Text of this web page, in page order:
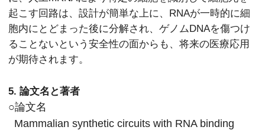
起こす回路は、設計が簡単な上に、RNAが一時的に細
胞内にとどまった後に分解され、ゲノムDNAを傷つけ
ることないという安全性の面からも、将来の医療応用
が期待されます。
5. 論文名と著者
○論文名
Mammalian synthetic circuits with RNA binding